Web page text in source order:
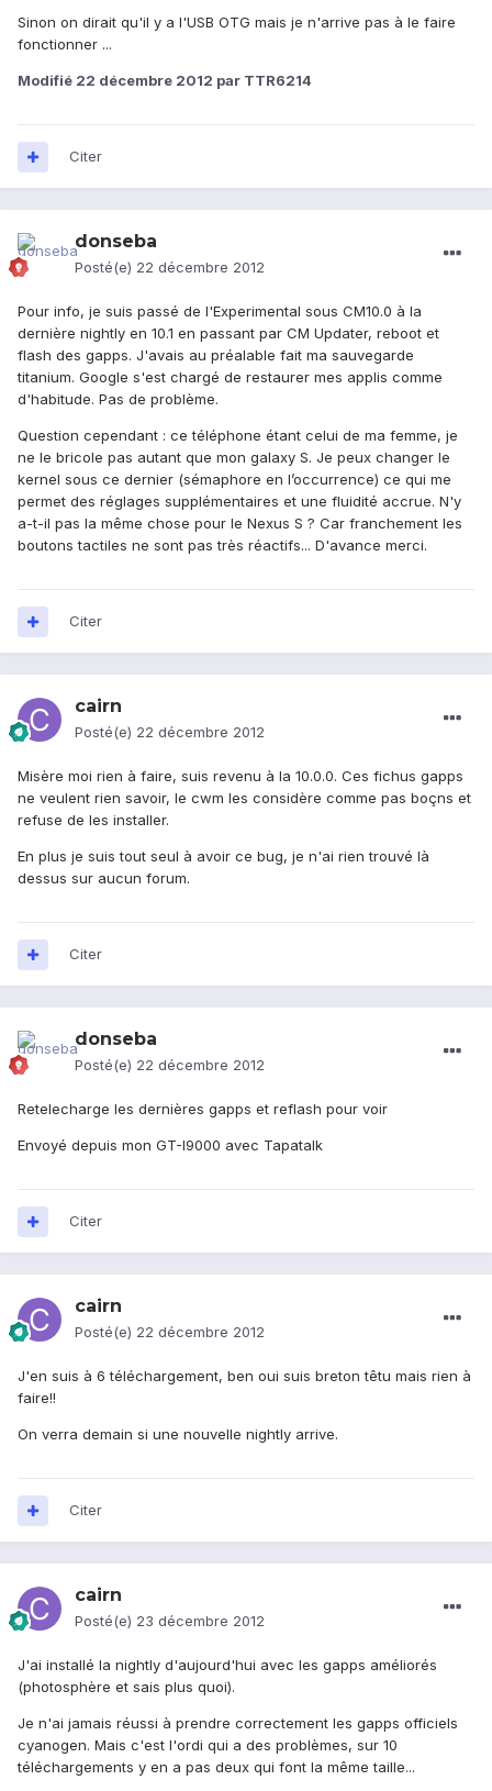
Sinon on dirait qu'il y a l'USB OTG mais je n'arrive pas à le faire
fonctionner ...
Modifié 22 décembre 2012 par TTR6214
Citer
donseba
Posté(e) 22 décembre 2012
Pour info, je suis passé de l'Experimental sous CM10.0 à la
dernière nightly en 10.1 en passant par CM Updater, reboot et
flash des gapps. J'avais au préalable fait ma sauvegarde
titanium. Google s'est chargé de restaurer mes applis comme
d'habitude. Pas de problème.
Question cependant : ce téléphone étant celui de ma femme, je
ne le bricole pas autant que mon galaxy S. Je peux changer le
kernel sous ce dernier (sémaphore en l’occurrence) ce qui me
permet des réglages supplémentaires et une fluidité accrue. N'y
a-t-il pas la même chose pour le Nexus S ? Car franchement les
boutons tactiles ne sont pas très réactifs... D'avance merci.
Citer
cairn
Posté(e) 22 décembre 2012
Misère moi rien à faire, suis revenu à la 10.0.0. Ces fichus gapps
ne veulent rien savoir, le cwm les considère comme pas boçns et
refuse de les installer.
En plus je suis tout seul à avoir ce bug, je n'ai rien trouvé là
dessus sur aucun forum.
Citer
donseba
Posté(e) 22 décembre 2012
Retelecharge les dernières gapps et reflash pour voir
Envoyé depuis mon GT-I9000 avec Tapatalk
Citer
cairn
Posté(e) 22 décembre 2012
J'en suis à 6 téléchargement, ben oui suis breton têtu mais rien à
faire!!
On verra demain si une nouvelle nightly arrive.
Citer
cairn
Posté(e) 23 décembre 2012
J'ai installé la nightly d'aujourd'hui avec les gapps améliorés
(photosphère et sais plus quoi).
Je n'ai jamais réussi à prendre correctement les gapps officiels
cyanogen. Mais c'est l'ordi qui a des problèmes, sur 10
téléchargements y en a pas deux qui font la même taille...